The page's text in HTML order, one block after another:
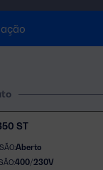
ST
Aberto
400/230V